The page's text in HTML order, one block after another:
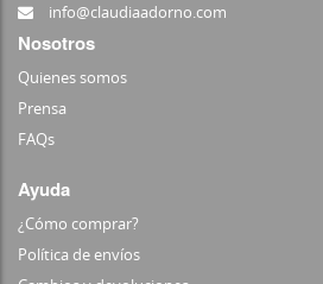
info@claudiaadorno.com
Nosotros
Quienes somos
Prensa
FAQs
Ayuda
¿Cómo comprar?
Política de envíos